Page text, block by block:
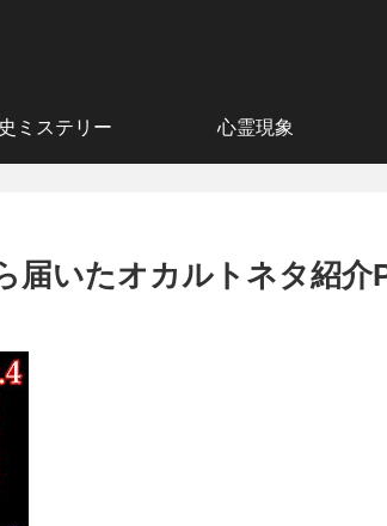
ミステリー 心霊現象
届いたオカルトネタ紹介